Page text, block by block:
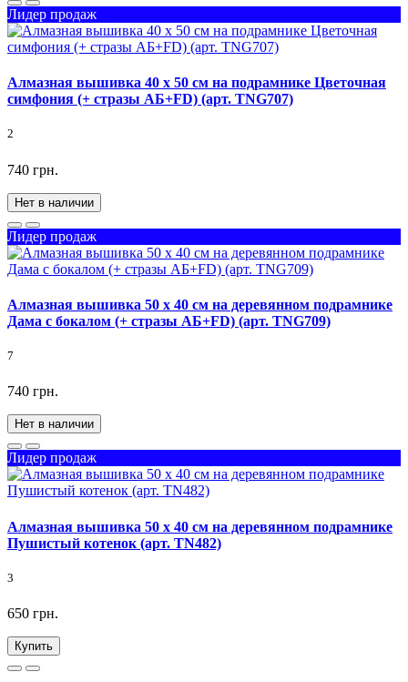
Лидер продаж
Алмазная вышивка 40 х 50 см на подрамнике Цветочная
симфония (+ стразы АБ+FD) (арт. TNG707)
2
740 грн.
Нет в наличии
Лидер продаж
Алмазная вышивка 50 х 40 см на деревянном подрамнике
Дама с бокалом (+ стразы АБ+FD) (арт. TNG709)
7
740 грн.
Нет в наличии
Лидер продаж
Алмазная вышивка 50 х 40 см на деревянном подрамнике
Пушистый котенок (арт. TN482)
3
650 грн.
Купить